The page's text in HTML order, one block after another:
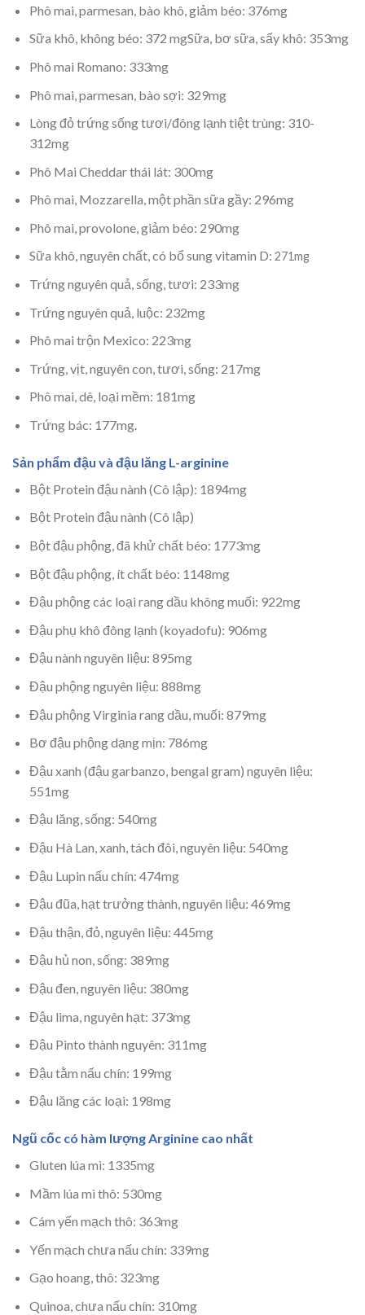
Phô mai, parmesan, bào khô, giảm béo: 376mg
Sữa khô, không béo: 372 mgSữa, bơ sữa, sấy khô: 353mg
Phô mai Romano: 333mg
Phô mai, parmesan, bào sợi: 329mg
Lòng đỏ trứng sống tươi/đông lạnh tiệt trùng: 310-
312mg
Phô Mai Cheddar thái lát: 300mg
Phô mai, Mozzarella, một phần sữa gầy: 296mg
Phô mai, provolone, giảm béo: 290mg
Sữa khô, nguyên chất, có bổ sung vitamin D: 271mg
Trứng nguyên quả, sống, tươi: 233mg
Trứng nguyên quả, luộc: 232mg
Phô mai trộn Mexico: 223mg
Trứng, vịt, nguyên con, tươi, sống: 217mg
Phô mai, dê, loại mềm: 181mg
Trứng bác: 177mg.
Sản phẩm đậu và đậu lăng L-arginine
Bột Protein đậu nành (Cô lập): 1894mg
Bột Protein đậu nành (Cô lập)
Bột đậu phộng, đã khử chất béo: 1773mg
Bột đậu phộng, ít chất béo: 1148mg
Đậu phộng các loại rang dầu không muối: 922mg
Đậu phụ khô đông lạnh (koyadofu): 906mg
Đậu nành nguyên liệu: 895mg
Đậu phộng nguyên liệu: 888mg
Đậu phộng Virginia rang dầu, muối: 879mg
Bơ đậu phộng dạng mịn: 786mg
Đậu xanh (đậu garbanzo, bengal gram) nguyên liệu:
551mg
Đậu lăng, sống: 540mg
Đậu Hà Lan, xanh, tách đôi, nguyên liệu: 540mg
Đậu Lupin nấu chín: 474mg
Đậu đũa, hạt trưởng thành, nguyên liệu: 469mg
Đậu thận, đỏ, nguyên liệu: 445mg
Đậu hủ non, sống: 389mg
Đậu đen, nguyên liệu: 380mg
Đậu lima, nguyên hạt: 373mg
Đậu Pinto thành nguyên: 311mg
Đậu tằm nấu chín: 199mg
Đậu lăng các loại: 198mg
Ngũ cốc có hàm lượng Arginine cao nhất
Gluten lúa mì: 1335mg
Mầm lúa mì thô: 530mg
Cám yến mạch thô: 363mg
Yến mạch chưa nấu chín: 339mg
Gạo hoang, thô: 323mg
Quinoa, chưa nấu chín: 310mg